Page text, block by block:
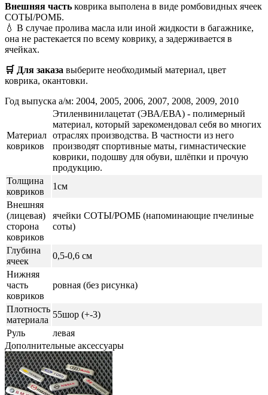
Внешняя часть коврика выполена в виде ромбовидных ячеек
СОТЫ/РОМБ.
💧 В случае пролива масла или иной жидкости в багажнике,
она не растекается по всему коврику, а задерживается в
ячейках.
🛒 Для заказа выберите необходимый материал, цвет
коврика, окантовки.
Год выпуска а/м: 2004, 2005, 2006, 2007, 2008, 2009, 2010
Материал
ковриков
Этиленвинилацетат (ЭВА/ЕВА) - полимерный
материал, который зарекомендовал себя во многих
отраслях производства. В частности из него
производят спортивные маты, гимнастические
коврики, подошву для обуви, шлёпки и прочую
продукцию.
Толщина
ковриков
1см
Внешняя
(лицевая)
сторона
ковриков
ячейки СОТЫ/РОМБ (напоминающие пчелиные
соты)
Глубина
ячеек
0,5-0,6 см
Нижняя
часть
ковриков
ровная (без рисунка)
Плотность
материала
55шор (+-3)
Руль
левая
Дополнительные аксессуары